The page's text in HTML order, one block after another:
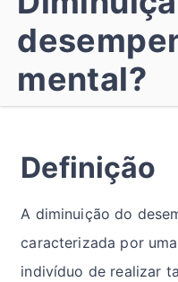
mental?
Definição
A diminuição do
caracterizada por
indivíduo de realizar